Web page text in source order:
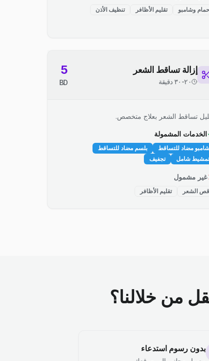
حمام وشامبو تقليم الأظافر تنظيف الأذن
إزالة تساقط الشعر
٢٠-٣٠ دقيقة
5
BD
تساقط الشعر بعلاج متخصص.
الخدمات المشمولة
شامبو مضاد للتساقط
بلسم مضاد للتساقط
تمشيط شامل
تجفيف
غير مشمول
قص الشعر تقليم الأظافر
من خلالنا؟
بدون رسوم استدعاء